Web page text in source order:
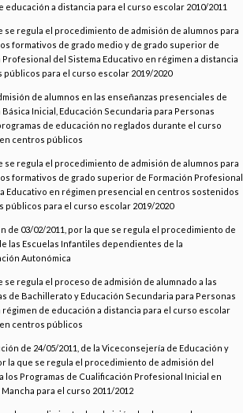
educación a distancia para el curso escolar 2010/2011
se regula el procedimiento de admisión de alumnos para
formativos de grado medio y de grado superior de
Profesional del Sistema Educativo en régimen a distancia
públicos para el curso escolar 2019/2020
de alumnos en las enseñanzas presenciales de
Básica Inicial, Educación Secundaria para Personas
de educación no reglados durante el curso
en centros públicos
se regula el procedimiento de admisión de alumnos para
formativos de grado superior de Formación Profesional
Educativo en régimen presencial en centros sostenidos
públicos para el curso escolar 2019/2020
de 03/02/2011, por la que se regula el procedimiento de
las Escuelas Infantiles dependientes de la
Autonómica
se regula el proceso de admisión de alumnado a las
de Bachillerato y Educación Secundaria para Personas
régimen de educación a distancia para el curso escolar
en centros públicos
de 24/05/2011, de la Viceconsejería de Educación y
la que se regula el procedimiento de admisión del
los Programas de Cualificación Profesional Inicial en
para el curso 2011/2012